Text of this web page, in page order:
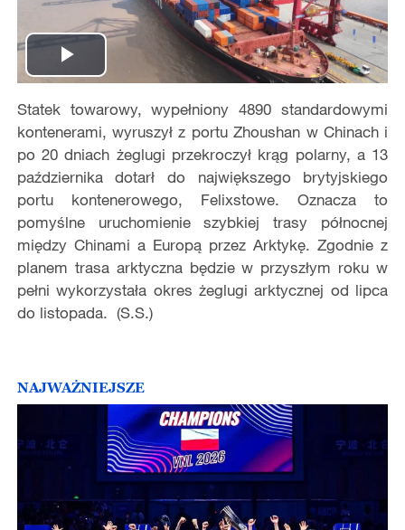
Play
Video
Statek towarowy, wypełniony 4890 standardowymi
kontenerami, wyruszył z portu Zhoushan w Chinach i
po 20 dniach żeglugi przekroczył krąg polarny, a 13
października dotarł do największego brytyjskiego
portu kontenerowego, Felixstowe. Oznacza to
pomyślne uruchomienie szybkiej trasy północnej
między Chinami a Europą przez Arktykę. Zgodnie z
planem trasa arktyczna będzie w przyszłym roku w
pełni wykorzystała okres żeglugi arktycznej od lipca
do listopada. (S.S.)
NAJWAŻNIEJSZE